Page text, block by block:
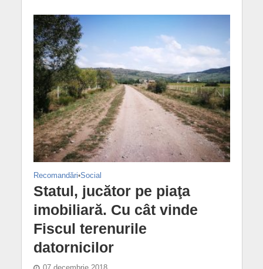
Recomandări•Social
Statul, jucător pe piaţa
imobiliară. Cu cât vinde
Fiscul terenurile
datornicilor